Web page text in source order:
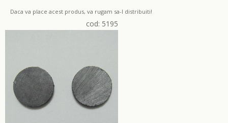
Daca va place acest produs, va rugam sa-l distribuiti!
cod: 5195